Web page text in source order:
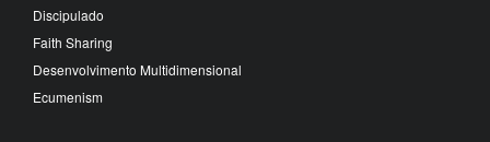
Discipulado
Faith Sharing
Desenvolvimento Multidimensional
Ecumenism